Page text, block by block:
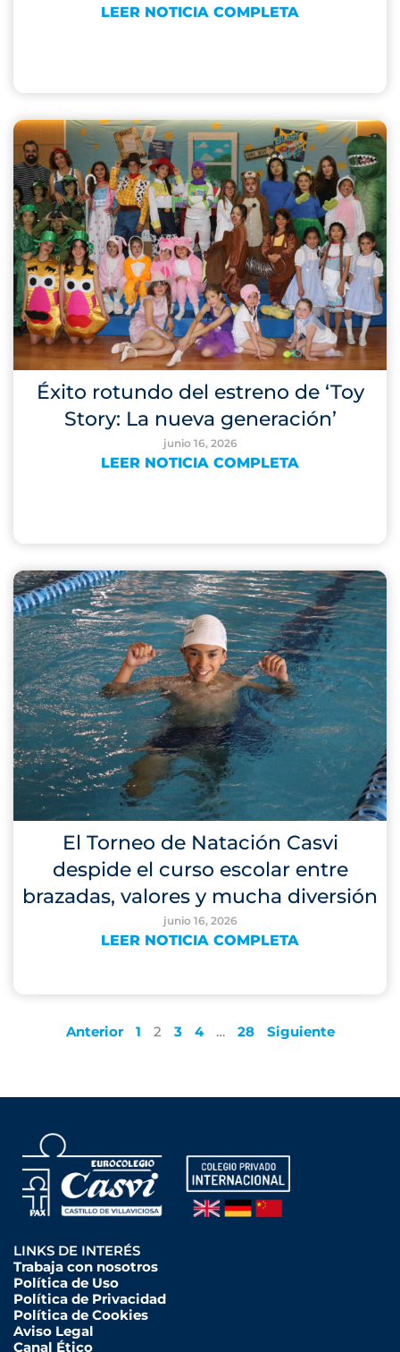
LEER NOTICIA COMPLETA
Éxito rotundo del estreno de ‘Toy
Story: La nueva generación’
junio 16, 2026
LEER NOTICIA COMPLETA
El Torneo de Natación Casvi
despide el curso escolar entre
brazadas, valores y mucha diversión
junio 16, 2026
LEER NOTICIA COMPLETA
Anterior 1 2 3 4 … 28 Siguiente
LINKS DE INTERÉS
Trabaja con nosotros
Política de Uso
Política de Privacidad
Política de Cookies
Aviso Legal
Canal Ético